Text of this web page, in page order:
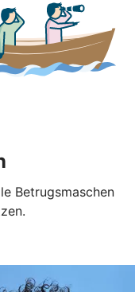
Betrugsmaschen